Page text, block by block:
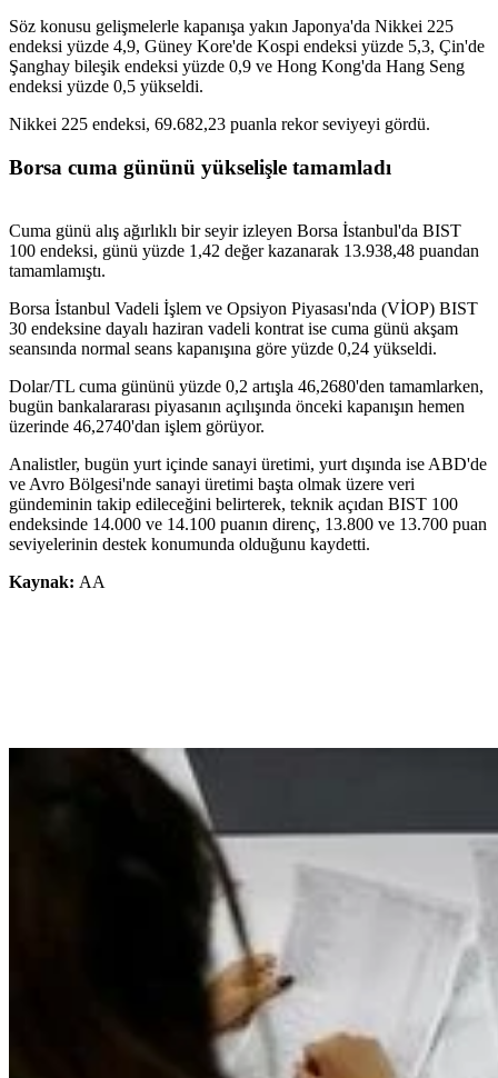
Söz konusu gelişmelerle kapanışa yakın Japonya'da Nikkei 225
endeksi yüzde 4,9, Güney Kore'de Kospi endeksi yüzde 5,3, Çin'de
Şanghay bileşik endeksi yüzde 0,9 ve Hong Kong'da Hang Seng
endeksi yüzde 0,5 yükseldi.
Nikkei 225 endeksi, 69.682,23 puanla rekor seviyeyi gördü.
Borsa cuma gününü yükselişle tamamladı
Cuma günü alış ağırlıklı bir seyir izleyen Borsa İstanbul'da BIST
100 endeksi, günü yüzde 1,42 değer kazanarak 13.938,48 puandan
tamamlamıştı.
Borsa İstanbul Vadeli İşlem ve Opsiyon Piyasası'nda (VİOP) BIST
30 endeksine dayalı haziran vadeli kontrat ise cuma günü akşam
seansında normal seans kapanışına göre yüzde 0,24 yükseldi.
Dolar/TL cuma gününü yüzde 0,2 artışla 46,2680'den tamamlarken,
bugün bankalararası piyasanın açılışında önceki kapanışın hemen
üzerinde 46,2740'dan işlem görüyor.
Analistler, bugün yurt içinde sanayi üretimi, yurt dışında ise ABD'de
ve Avro Bölgesi'nde sanayi üretimi başta olmak üzere veri
gündeminin takip edileceğini belirterek, teknik açıdan BIST 100
endeksinde 14.000 ve 14.100 puanın direnç, 13.800 ve 13.700 puan
seviyelerinin destek konumunda olduğunu kaydetti.
Kaynak: AA